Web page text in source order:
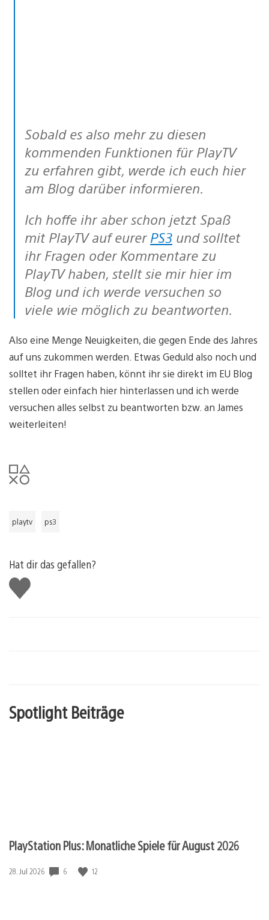
Sobald es also mehr zu diesen
kommenden Funktionen für PlayTV
zu erfahren gibt, werde ich euch hier
am Blog darüber informieren.
Ich hoffe ihr aber schon jetzt Spaß
mit PlayTV auf eurer PS3 und solltet
ihr Fragen oder Kommentare zu
PlayTV haben, stellt sie mir hier im
Blog und ich werde versuchen so
viele wie möglich zu beantworten.
Also eine Menge Neuigkeiten, die gegen Ende des Jahres
auf uns zukommen werden. Etwas Geduld also noch und
solltet ihr Fragen haben, könnt ihr sie direkt im EU Blog
stellen oder einfach hier hinterlassen und ich werde
versuchen alles selbst zu beantworten bzw. an James
weiterleiten!
playtv ps3
Hat dir das gefallen?
Gefällt
mir
Spotlight Beiträge
PlayStation Plus: Monatliche Spiele für August 2026
Veröffentlichungsdatum:
28. Jul 2026 6 12